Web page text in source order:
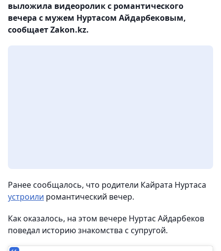
выложила видеоролик с романтического
вечера с мужем Нуртасом Айдарбековым,
сообщает Zakon.kz.
Ранее сообщалось, что родители Кайрата Нуртаса
устроили романтический вечер.
Как оказалось, на этом вечере Нуртас Айдарбеков
поведал историю знакомства с супругой.